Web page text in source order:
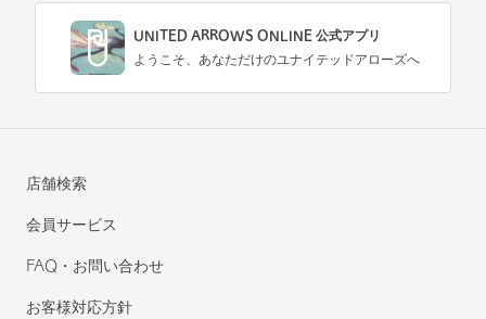
UNITED ARROWS ONLINE 公式アプリ
ようこそ、あなただけのユナイテッドアローズへ
店舗検索
会員サービス
FAQ・お問い合わせ
お客様対応方針